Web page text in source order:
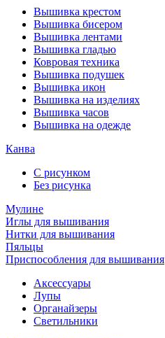
Вышивка крестом
Вышивка бисером
Вышивка лентами
Вышивка гладью
Ковровая техника
Вышивка подушек
Вышивка икон
Вышивка на изделиях
Вышивка часов
Вышивка на одежде
Канва
С рисунком
Без рисунка
Мулине
Иглы для вышивания
Нитки для вышивания
Пяльцы
Приспособления для вышивания
Аксессуары
Лупы
Органайзеры
Светильники